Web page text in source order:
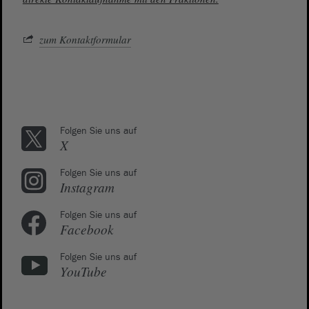
zum Kontaktformular
Folgen Sie uns auf
X
Folgen Sie uns auf
Instagram
Folgen Sie uns auf
Facebook
Folgen Sie uns auf
YouTube